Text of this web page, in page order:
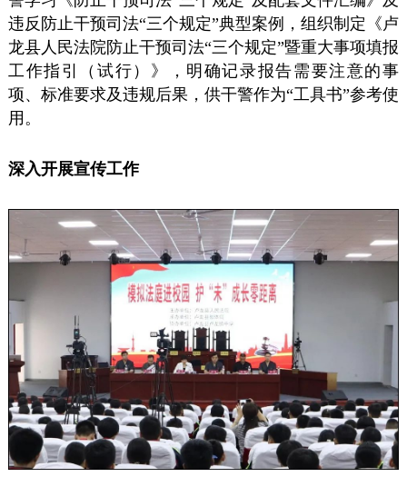
违反防止干预司法“三个规定”典型案例，组织制定《卢
龙县人民法院防止干预司法“三个规定”暨重大事项填报
工作指引（试行）》，明确记录报告需要注意的事
项、标准要求及违规后果，供干警作为“工具书”参考使
用。
深入开展宣传工作